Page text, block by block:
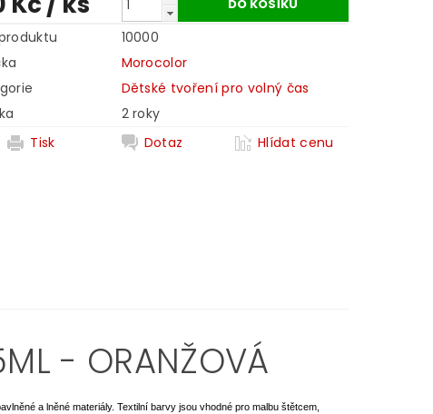
10000
Morocolor
Dětské tvoření pro volný čas
2 roky
Tisk
Dotaz Hlídat cenu
- ORANŽOVÁ
a lněné materiály. Textilní barvy jsou vhodné pro malbu štětcem,